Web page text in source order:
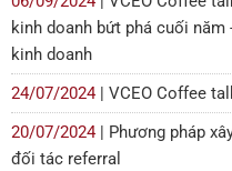
kinh doanh bứt phá cuối
kinh doanh
24/07/2024 | VCEO Coffee
20/07/2024 | Phương pháp
đối tác referral